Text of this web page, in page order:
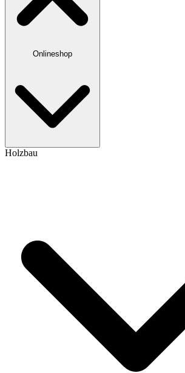
Onlineshop
Holzbau